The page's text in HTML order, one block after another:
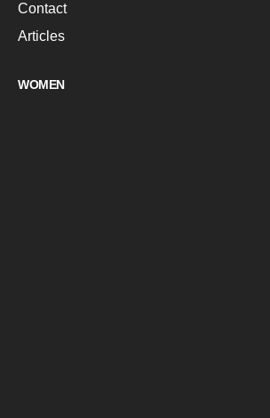
Contact
Articles
WOMEN